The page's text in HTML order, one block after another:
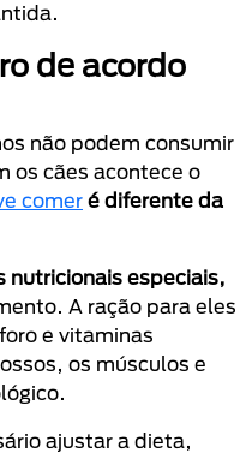
de acordo
não podem consumir
os cães acontece o
comer é diferente da
nutricionais especiais,
A ração para eles
e vitaminas
os músculos e
ajustar a dieta,